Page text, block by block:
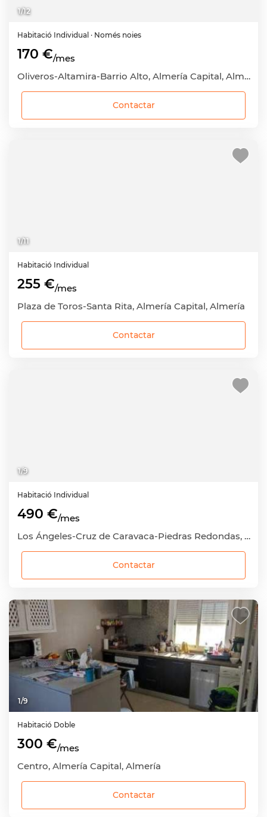
1/12
Habitació Individual · Només noies
170 €/mes
Oliveros-Altamira-Barrio Alto, Almería Capital, Almería
Contactar
1/11
Habitació Individual
255 €/mes
Plaza de Toros-Santa Rita, Almería Capital, Almería
Contactar
1/9
Habitació Individual
490 €/mes
Los Ángeles-Cruz de Caravaca-Piedras Redondas, Almería Capital, Almería
Contactar
1/9
Habitació Doble
300 €/mes
Centro, Almería Capital, Almería
Contactar